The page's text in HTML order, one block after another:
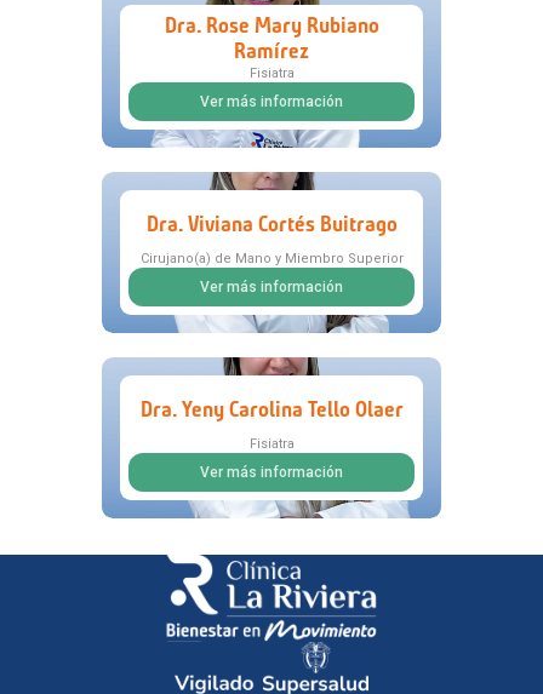
Dra. Rose Mary Rubiano
Ramírez
Fisiatra
Ver más información
Dra. Viviana Cortés Buitrago
Cirujano(a) de Mano y Miembro Superior
Ver más información
Dra. Yeny Carolina Tello Olaer
Fisiatra
Ver más información